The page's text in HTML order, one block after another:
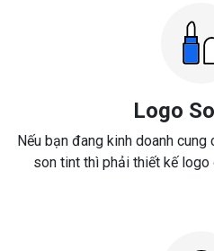
Logo
Nếu bạn đang kinh doanh
son tint thì phải thiết kế